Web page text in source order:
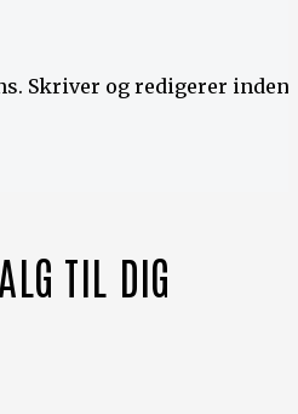
Skriver og redigerer inden
TIL DIG